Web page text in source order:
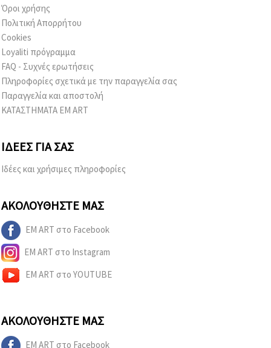
Όροι χρήσης
Πολιτική Απορρήτου
Cookies
Loyaliti πρόγραμμα
FAQ - Συχνές ερωτήσεις
Πληροφορίες σχετικά με την παραγγελία σας
Παραγγελία και αποστολή
ΚΑΤΑΣΤΗΜΑΤΑ EM ART
ΙΔΈΕΣ ΓΙΑ ΣΑΣ
Ιδέες και χρήσιμες πληροφορίες
ΑΚΟΛΟΥΘΉΣΤΕ ΜΑΣ
EM ART στο Facebook
EM ART στο Instagram
EM ART στο YOUTUBE
ΑΚΟΛΟΥΘΉΣΤΕ ΜΑΣ
EM ART στο Facebook